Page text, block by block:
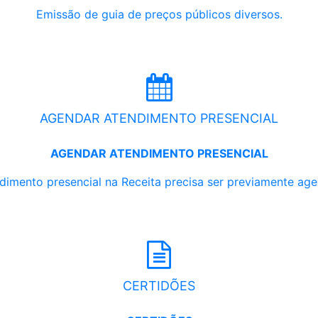
Emissão de guia de preços públicos diversos.
AGENDAR ATENDIMENTO PRESENCIAL
AGENDAR ATENDIMENTO PRESENCIAL
presencial na Receita precisa ser previamente
CERTIDÕES